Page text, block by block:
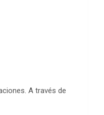
A través de